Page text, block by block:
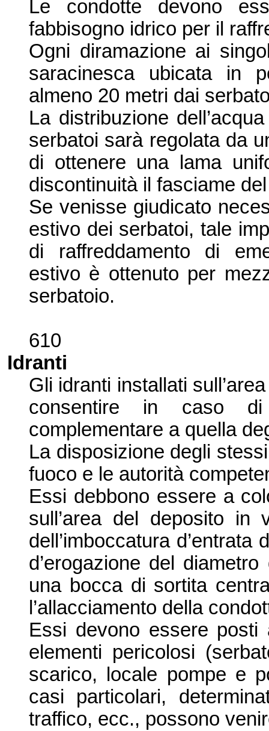
Le condotte devono
fabbisogno idrico per il
Ogni diramazione ai
saracinesca ubicata in
almeno 20 metri dai
La distribuzione dell’
serbatoi sarà regolata da
di ottenere una lama
discontinuità il fasciame
Se venisse giudicato
estivo dei serbatoi, tale
di raffreddamento di
estivo è ottenuto per
serbatoio.
610
Idranti
Gli idranti installati sull’
consentire in caso di
complementare a quella
La disposizione degli
fuoco e le autorità
Essi debbono essere a
sull’area del deposito in
dell’imboccatura d’entrata
d’erogazione del
una bocca di sortita
l’allacciamento della
Essi devono essere
elementi pericolosi
scarico, locale pompe e
casi particolari,
traffico, ecc., possono